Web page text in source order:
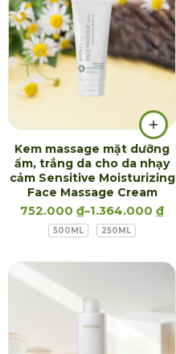
Kem massage mặt dưỡng
ẩm, trắng da cho da nhạy
cảm Sensitive Moisturizing
Face Massage Cream
752.000 ₫–1.364.000 ₫
500ML 250ML